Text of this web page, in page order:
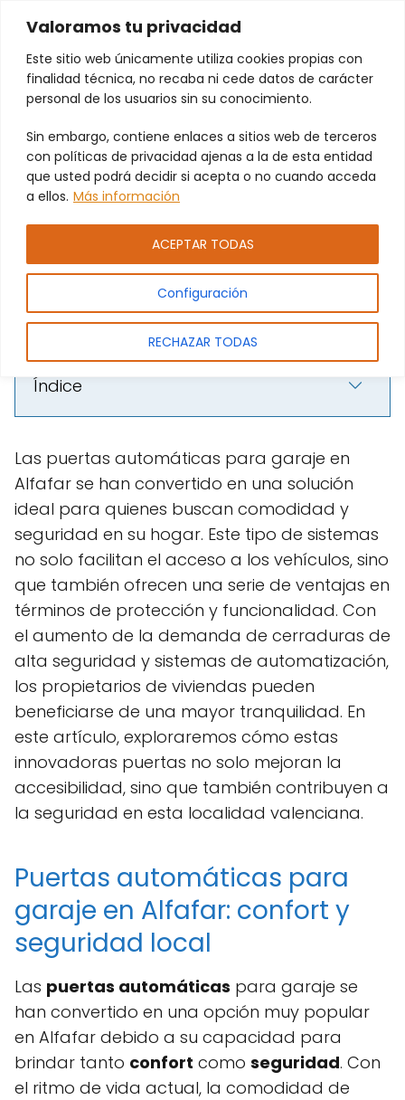
Valoramos tu privacidad
Este sitio web únicamente utiliza cookies propias con
finalidad técnica, no recaba ni cede datos de carácter
personal de los usuarios sin su conocimiento.
Sin embargo, contiene enlaces a sitios web de terceros
con políticas de privacidad ajenas a la de esta entidad
que usted podrá decidir si acepta o no cuando acceda
a ellos. Más información
Configuración
RECHAZAR TODAS
ACEPTAR TODAS
garaje en Alfafar: confort y
seguridad local
Índice
Las puertas automáticas para garaje en
Alfafar se han convertido en una solución
ideal para quienes buscan comodidad y
seguridad en su hogar. Este tipo de sistemas
no solo facilitan el acceso a los vehículos, sino
que también ofrecen una serie de ventajas en
términos de protección y funcionalidad. Con
el aumento de la demanda de cerraduras de
alta seguridad y sistemas de automatización,
los propietarios de viviendas pueden
beneficiarse de una mayor tranquilidad. En
este artículo, exploraremos cómo estas
innovadoras puertas no solo mejoran la
accesibilidad, sino que también contribuyen a
la seguridad en esta localidad valenciana.
Puertas automáticas para
garaje en Alfafar: confort y
seguridad local
Las puertas automáticas para garaje se
han convertido en una opción muy popular
en Alfafar debido a su capacidad para
brindar tanto confort como seguridad. Con
el ritmo de vida actual, la comodidad de